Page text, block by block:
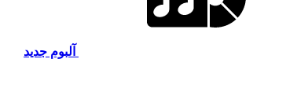
آلبوم جدید